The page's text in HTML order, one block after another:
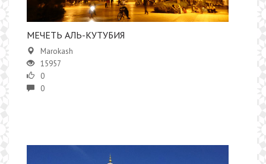
​​МЕЧЕТЬ АЛЬ-КУТУБИЯ
Marokash
15957
0
0